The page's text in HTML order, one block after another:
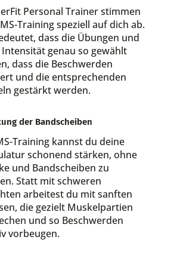
Personal Trainer stimmen
Training speziell auf dich ab.
dass die Übungen und
genau so gewählt
dass die Beschwerden
und die entsprechenden
gestärkt werden.
der Bandscheiben
Training kannst du deine
schonend stärken, ohne
und Bandscheiben zu
Statt mit schweren
arbeitest du mit sanften
die gezielt Muskelpartien
und so Beschwerden
vorbeugen.